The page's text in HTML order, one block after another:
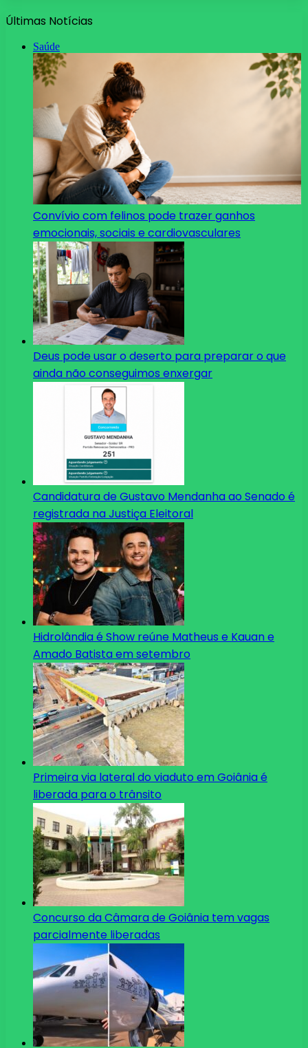
Últimas Notícias
Saúde
Convívio com felinos pode trazer ganhos
emocionais, sociais e cardiovasculares
Deus pode usar o deserto para preparar o que
ainda não conseguimos enxergar
Candidatura de Gustavo Mendanha ao Senado é
registrada na Justiça Eleitoral
Hidrolândia é Show reúne Matheus e Kauan e
Amado Batista em setembro
Primeira via lateral do viaduto em Goiânia é
liberada para o trânsito
Concurso da Câmara de Goiânia tem vagas
parcialmente liberadas